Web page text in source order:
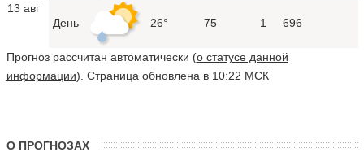
13 авг
День 26° 75 1 696
Прогноз рассчитан автоматически (о статусе данной
информации). Страница обновлена в 10:22 МСК
О ПРОГНОЗАХ